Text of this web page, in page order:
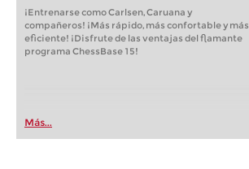
¡Entrenarse como Carlsen, Caruana y
compañeros! ¡Más rápido, más confortable y más
eficiente! ¡Disfrute de las ventajas del flamante
programa ChessBase 15!
Más...